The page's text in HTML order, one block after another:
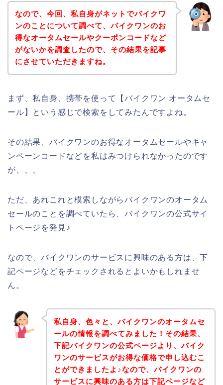
なので、今回、私自身がネットでバイクワ
ンのことについて調べて、バイクワンのお
得なオータムセールやクーポンコードなど
がないかを調査したので、その結果を記事
にさせていただきますね。
まず、私自身、携帯を使って【バイクワン オータムセ
ール】という感じで検索をしてみたんですよね。
その結果、バイクワンのお得なオータムセールやキャ
ンペーンコードなどを私はみつけられなかったのです
が、、、
ただ、あれこれと模索しながらバイクワンのオータム
セールのことを調べていたら、バイクワンの公式サイ
トページを発見♪
なので、バイクワンのサービスに興味のある方は、下
記ページなどをチェックされるとよいかもしれませ
ん。
私自身、色々と、バイクワンのオータムセ
ールの情報を調べてみました！その結果、
下記バイクワンの公式ページより、バイク
ワンのサービスがお得な価格で申し込むこ
とができましたよ♪なので、バイクワンの
サービスに興味のある方は下記ページなど